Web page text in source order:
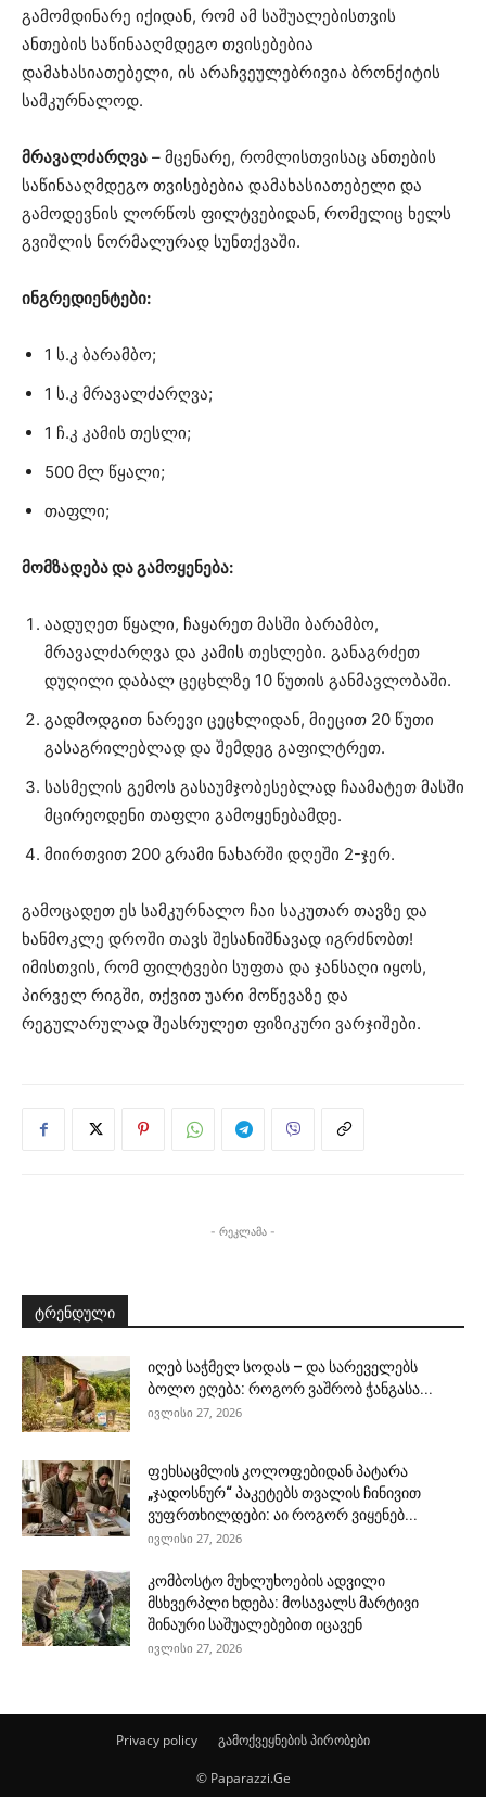
გამომდინარე იქიდან, რომ ამ საშუალებისთვის
ანთების საწინააღმდეგო თვისებებია
დამახასიათებელი, ის არაჩვეულებრივია ბრონქიტის
სამკურნალოდ.
მრავალძარღვა – მცენარე, რომლისთვისაც ანთების
საწინააღმდეგო თვისებებია დამახასიათებელი და
გამოდევნის ლორწოს ფილტვებიდან, რომელიც ხელს
გვიშლის ნორმალურად სუნთქვაში.
ინგრედიენტები:
1 ს.კ ბარამბო;
1 ს.კ მრავალძარღვა;
1 ჩ.კ კამის თესლი;
500 მლ წყალი;
თაფლი;
მომზადება და გამოყენება:
აადუღეთ წყალი, ჩაყარეთ მასში ბარამბო,
მრავალძარღვა და კამის თესლები. განაგრძეთ
დუღილი დაბალ ცეცხლზე 10 წუთის განმავლობაში.
გადმოდგით ნარევი ცეცხლიდან, მიეცით 20 წუთი
გასაგრილებლად და შემდეგ გაფილტრეთ.
სასმელის გემოს გასაუმჯობესებლად ჩაამატეთ მასში
მცირეოდენი თაფლი გამოყენებამდე.
მიირთვით 200 გრამი ნახარში დღეში 2-ჯერ.
გამოცადეთ ეს სამკურნალო ჩაი საკუთარ თავზე და
ხანმოკლე დროში თავს შესანიშნავად იგრძნობთ!
იმისთვის, რომ ფილტვები სუფთა და ჯანსაღი იყოს,
პირველ რიგში, თქვით უარი მოწევაზე და
რეგულარულად შეასრულეთ ფიზიკური ვარჯიშები.
- რეკლამა -
ტრენდული
იღებ საჭმელ სოდას – და სარეველებს
ბოლო ეღება: როგორ ვაშრობ ჭანგასა...
ივლისი 27, 2026
ფეხსაცმლის კოლოფებიდან პატარა
„ჯადოსნურ“ პაკეტებს თვალის ჩინივით
ვუფრთხილდები: აი როგორ ვიყენებ...
ივლისი 27, 2026
კომბოსტო მუხლუხოების ადვილი
მსხვერპლი ხდება: მოსავალს მარტივი
შინაური საშუალებებით იცავენ
ივლისი 27, 2026
Privacy policy გამოქვეყნების პირობები
© Paparazzi.Ge